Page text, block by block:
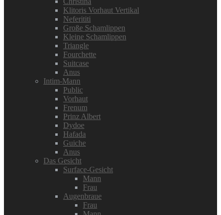
Klitoris Vorhaut Vertikal
Neferititi
Große Schamlippen
Kleine Schamlippen
Triangle
Fourchette
Suitcase
Anus
Intim-Mann
Public
Vorhaut
Frenum
Prinz Albert
Dydoe
Hafada
Guiche
Anus
Das Gesicht
Surface-Gesicht
Mann
Frau
Augenbraue
Frau